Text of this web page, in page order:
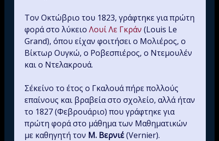
Τον Οκτώβριο του 1823, γράφτηκε για πρώτη
φορά στο λύκειο Λουί Λε Γκράν (Louis Le
Grand), όπου είχαν φοιτήσει ο Μολιέρος, ο
Βίκτωρ Ουγκώ, ο Ροβεσπιέρος, ο Ντεμουλέν
και ο Ντελακρουά.
Σ΄εκείνο το έτος ο Γκαλουά πήρε πολλούς
επαίνους και βραβεία στο σχολείο, αλλά ήταν
το 1827 (Φεβρουάριο) που γράφτηκε για
πρώτη φορά στο μάθημα των Μαθηματικών
με καθηγητή τον Μ. Βερνιέ(Vernier).